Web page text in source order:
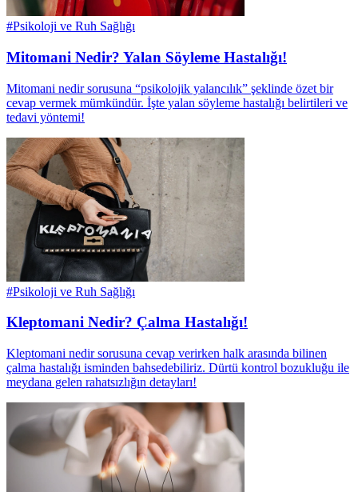
#Psikoloji ve Ruh Sağlığı
Mitomani Nedir? Yalan Söyleme Hastalığı!
Mitomani nedir sorusuna “psikolojik yalancılık” şeklinde özet bir
cevap vermek mümkündür. İşte yalan söyleme hastalığı belirtileri ve
tedavi yöntemi!
#Psikoloji ve Ruh Sağlığı
Kleptomani Nedir? Çalma Hastalığı!
Kleptomani nedir sorusuna cevap verirken halk arasında bilinen
çalma hastalığı isminden bahsedebiliriz. Dürtü kontrol bozukluğu ile
meydana gelen rahatsızlığın detayları!